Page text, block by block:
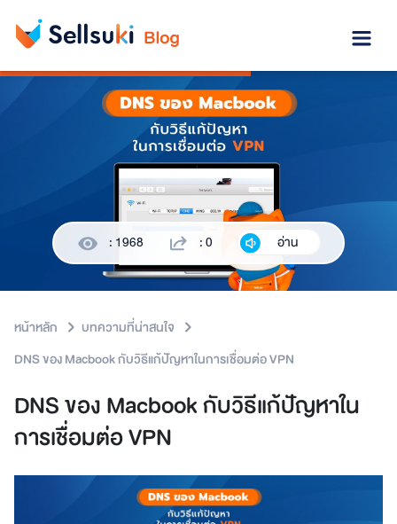
: 1968 : 0 อ่าน
หน้าหลัก
บทความที่น่าสนใจ
DNS ของ Macbook กับวิธีแก้ปัญหาในการเชื่อมต่อ VPN
DNS ของ Macbook กับวิธีแก้ปัญหาใน
การเชื่อมต่อ VPN